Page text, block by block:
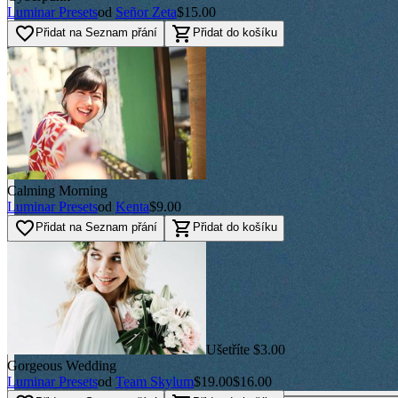
Luminar Presetsod Señor Zeta$15.00
favorite_border Přidat na Seznam přání shopping_cart Přidat do košíku
Calming Morning
Luminar Presetsod Kenta$9.00
favorite_border Přidat na Seznam přání shopping_cart Přidat do košíku
Ušetříte $3.00
Gorgeous Wedding
Luminar Presetsod Team Skylum$19.00$16.00